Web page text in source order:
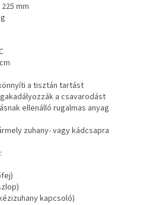
mm
a tisztán tartást
a csavarodást
ellenálló rugalmas anyag
zuhany- vagy kádcsapra
kapcsoló)